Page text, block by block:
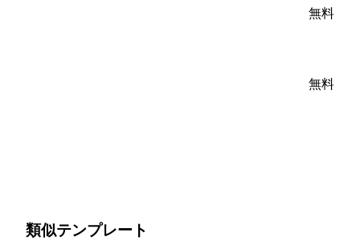
無料
無料
類似テンプレート